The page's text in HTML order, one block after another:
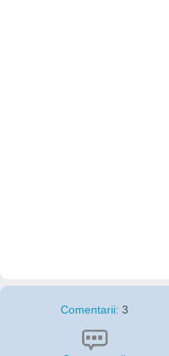
Comentarii:3